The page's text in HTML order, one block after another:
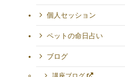
個人セッション
ペットの命日占い
ブログ